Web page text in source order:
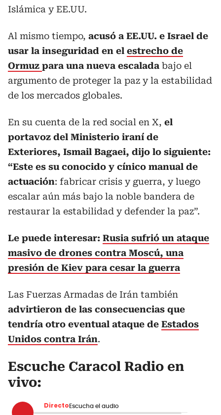
Islámica y EE.UU.
Al mismo tiempo, acusó a EE.UU. e Israel de
usar la inseguridad en el estrecho de
Ormuz para una nueva escalada bajo el
argumento de proteger la paz y la estabilidad
de los mercados globales.
En su cuenta de la red social en X, el
portavoz del Ministerio iraní de
Exteriores, Ismail Bagaei, dijo lo siguiente:
“Este es su conocido y cínico manual de
actuación: fabricar crisis y guerra, y luego
escalar aún más bajo la noble bandera de
restaurar la estabilidad y defender la paz”.
Le puede interesar: Rusia sufrió un ataque
masivo de drones contra Moscú, una
presión de Kiev para cesar la guerra
Las Fuerzas Armadas de Irán también
advirtieron de las consecuencias que
tendría otro eventual ataque de Estados
Unidos contra Irán.
Escuche Caracol Radio en
vivo:
Directo Escucha el audio